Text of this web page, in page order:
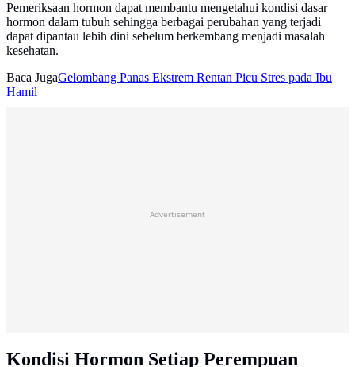
Pemeriksaan hormon dapat membantu mengetahui kondisi dasar
hormon dalam tubuh sehingga berbagai perubahan yang terjadi
dapat dipantau lebih dini sebelum berkembang menjadi masalah
kesehatan.
Baca JugaGelombang Panas Ekstrem Rentan Picu Stres pada Ibu
Hamil
Advertisement
Kondisi Hormon Setiap Perempuan